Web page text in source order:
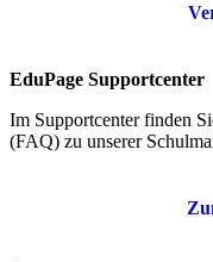
EduPage Supportcenter
Im Supportcenter finden
(FAQ) zu unserer